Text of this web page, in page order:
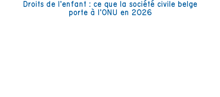
Droits de l’enfant : ce que la société civile belge
porte à l’ONU en 2026